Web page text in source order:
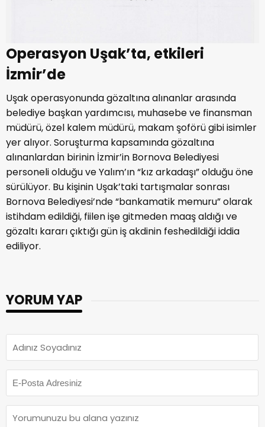
Operasyon Uşak’ta, etkileri
İzmir’de
Uşak operasyonunda gözaltına alınanlar arasında
belediye başkan yardımcısı, muhasebe ve finansman
müdürü, özel kalem müdürü, makam şoförü gibi isimler
yer alıyor. Soruşturma kapsamında gözaltına
alınanlardan birinin İzmir’in Bornova Belediyesi
personeli olduğu ve Yalım’ın “kız arkadaşı” olduğu öne
sürülüyor. Bu kişinin Uşak’taki tartışmalar sonrası
Bornova Belediyesi’nde “bankamatik memuru” olarak
istihdam edildiği, fiilen işe gitmeden maaş aldığı ve
gözaltı kararı çıktığı gün iş akdinin feshedildiği iddia
ediliyor.
YORUM YAP